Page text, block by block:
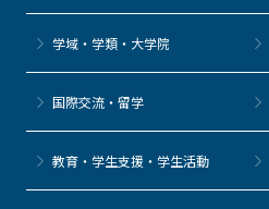
学域・学類・大学院
国際交流・留学
教育・学生支援・学生活動